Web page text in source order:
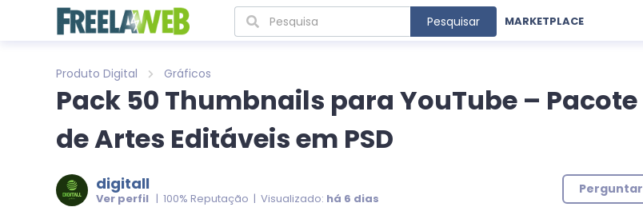
Pesquisar MARKETPLACE
Produto Digital Gráficos
Pack 50 Thumbnails para YouTube – Pacote
de Artes Editáveis em PSD
digitall
Ver perfil | 100% Reputação | Visualizado: há 6 dias
Perguntar